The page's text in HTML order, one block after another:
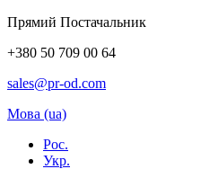
Прямий Постачальник
+380 50 709 00 64
sales@pr-od.com
Мова (ua)
Рос.
Укр.